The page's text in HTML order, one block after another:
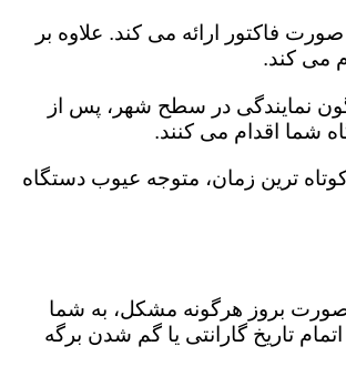
فاکتور ارائه می کند. علاوه بر
می کند.
نمایندگی در سطح شهر، پس از
شما اقدام می کنند.
ترین زمان، متوجه عیوب دستگاه
صورت بروز هرگونه مشکل، به شما
تاریخ گارانتی یا گم شدن برگه